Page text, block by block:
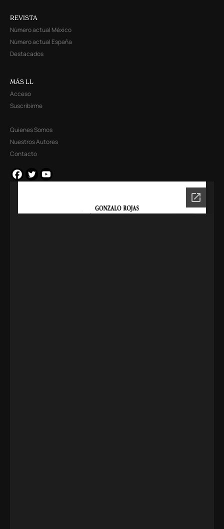
REVISTA
Número actual México
Número actual España
Destacados
MÁS LL
Acceso
Suscribirme
Quienes Somos
Nuestros Autores
Contacto